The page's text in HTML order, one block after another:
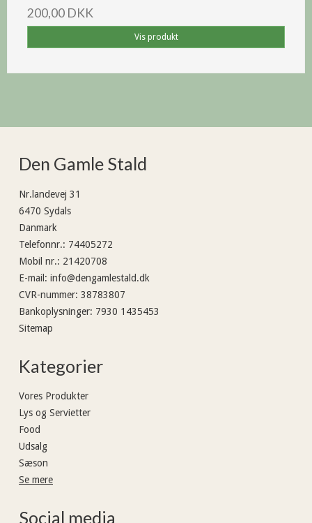
200,00 DKK
Vis produkt
Den Gamle Stald
Nr.landevej 31
6470 Sydals
Danmark
Telefonnr.: 74405272
Mobil nr.: 21420708
E-mail: info@dengamlestald.dk
CVR-nummer: 38783807
Bankoplysninger: 7930 1435453
Sitemap
Kategorier
Vores Produkter
Lys og Servietter
Food
Udsalg
Sæson
Se mere
Social media